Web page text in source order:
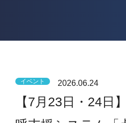
イベント 2026.06.24
【7月23日・24日